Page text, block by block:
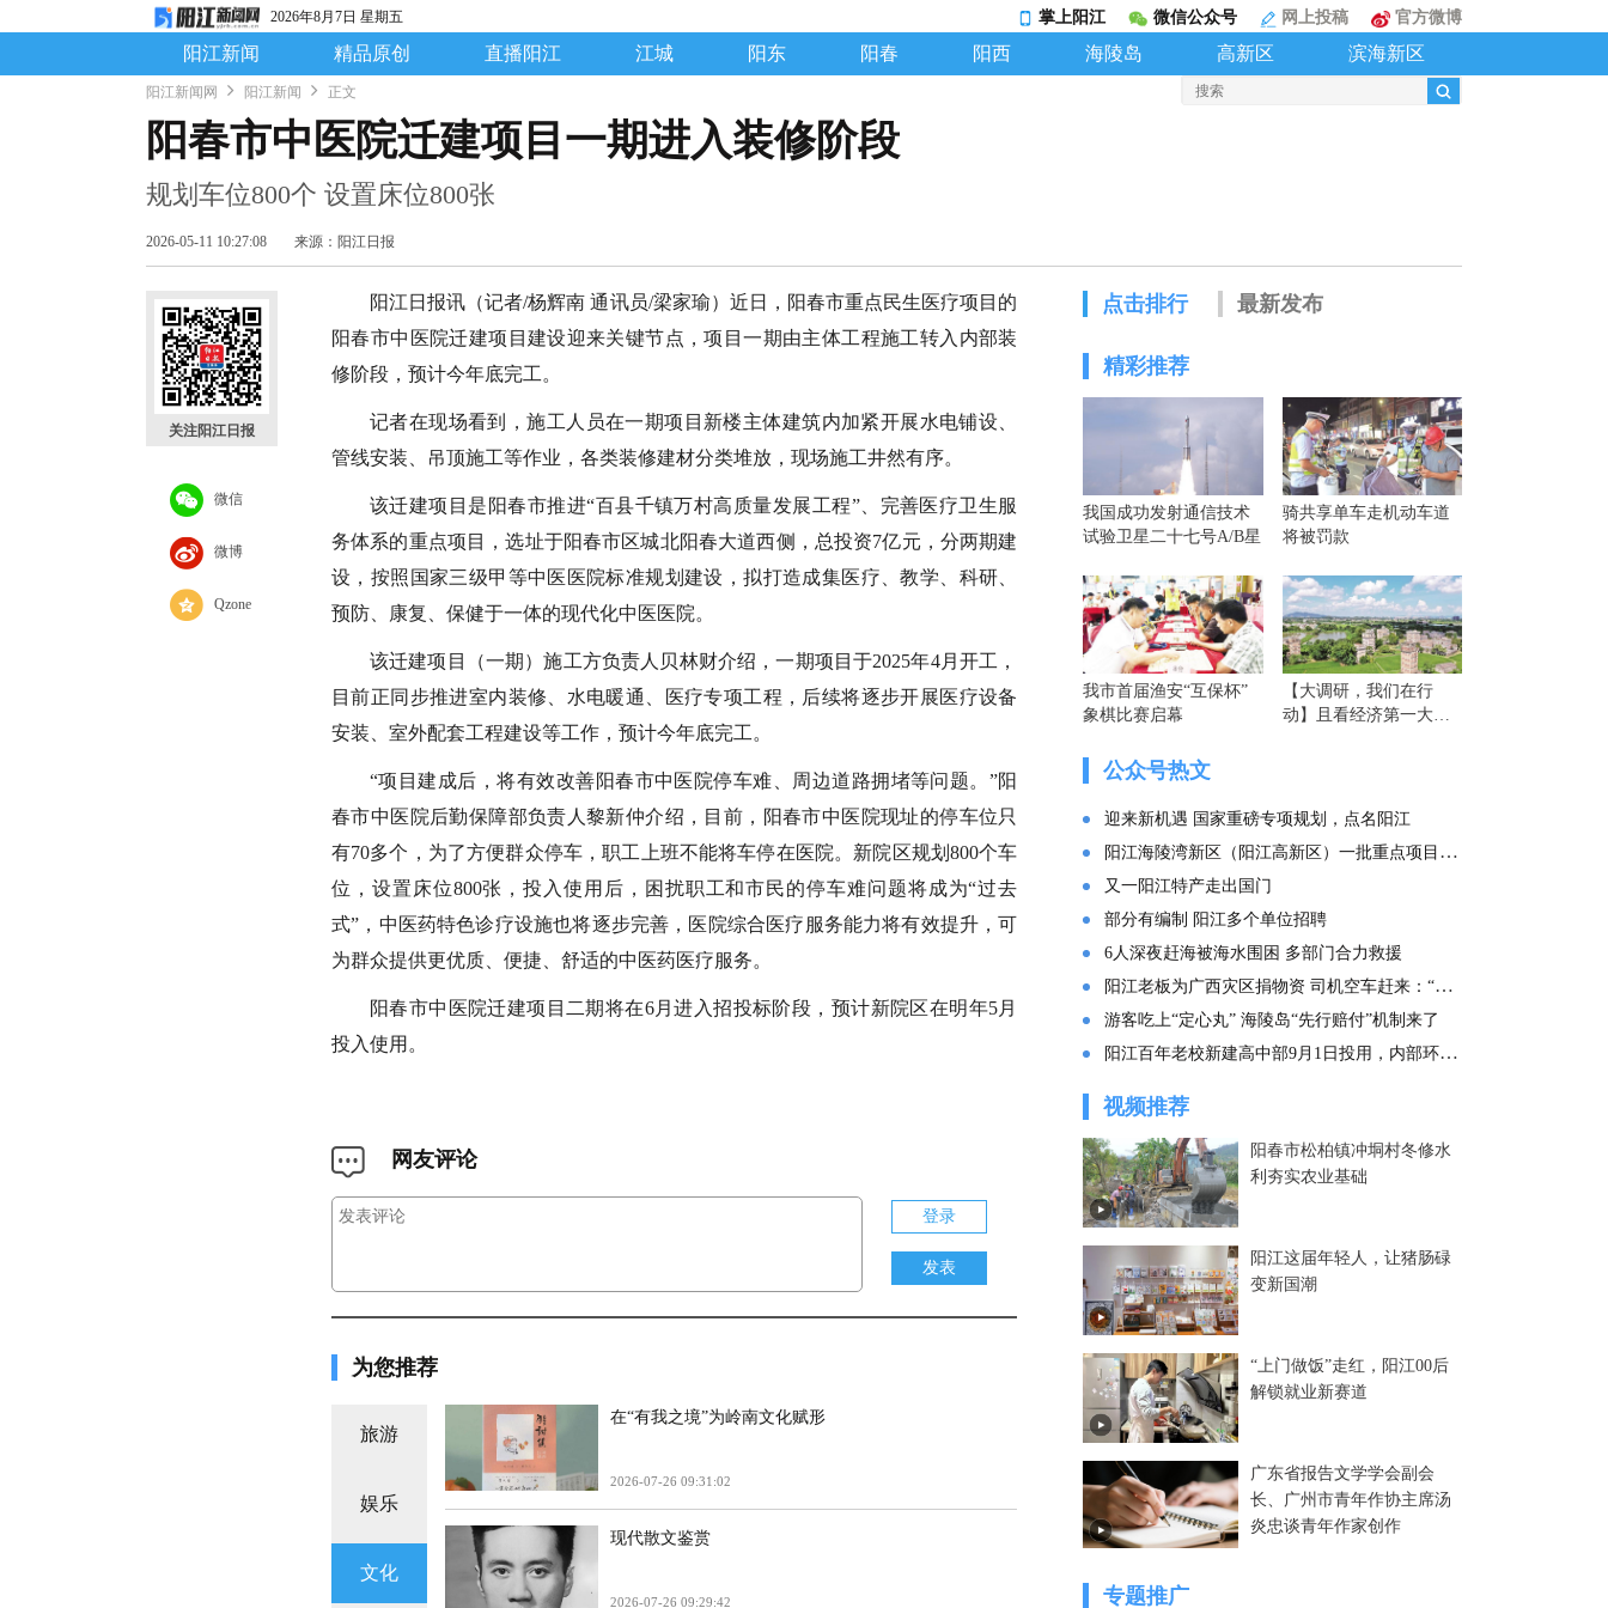
2026年8月7日 星期五 掌上阳江 微信公众号 网上投稿 官方微博
阳江新闻 精品原创 直播阳江 江城 阳东 阳春 阳西 海陵岛 高新区 滨海新区
阳江新闻网 阳江新闻 正文
阳春市中医院迁建项目一期进入装修阶段
规划车位800个 设置床位800张
2026-05-11 10:27:08 来源：阳江日报
关注阳江日报
微信
微博
Qzone
阳江日报讯（记者/杨辉南 通讯员/梁家瑜）近日，阳春市重点民生医疗项目的
阳春市中医院迁建项目建设迎来关键节点，项目一期由主体工程施工转入内部装
修阶段，预计今年底完工。
记者在现场看到，施工人员在一期项目新楼主体建筑内加紧开展水电铺设、
管线安装、吊顶施工等作业，各类装修建材分类堆放，现场施工井然有序。
该迁建项目是阳春市推进“百县千镇万村高质量发展工程”、完善医疗卫生服
务体系的重点项目，选址于阳春市区城北阳春大道西侧，总投资7亿元，分两期建
设，按照国家三级甲等中医医院标准规划建设，拟打造成集医疗、教学、科研、
预防、康复、保健于一体的现代化中医医院。
该迁建项目（一期）施工方负责人贝林财介绍，一期项目于2025年4月开工，
目前正同步推进室内装修、水电暖通、医疗专项工程，后续将逐步开展医疗设备
安装、室外配套工程建设等工作，预计今年底完工。
“项目建成后，将有效改善阳春市中医院停车难、周边道路拥堵等问题。”阳
春市中医院后勤保障部负责人黎新仲介绍，目前，阳春市中医院现址的停车位只
有70多个，为了方便群众停车，职工上班不能将车停在医院。新院区规划800个车
位，设置床位800张，投入使用后，困扰职工和市民的停车难问题将成为“过去
式”，中医药特色诊疗设施也将逐步完善，医院综合医疗服务能力将有效提升，可
为群众提供更优质、便捷、舒适的中医药医疗服务。
阳春市中医院迁建项目二期将在6月进入招投标阶段，预计新院区在明年5月
投入使用。
网友评论
登录
发表
为您推荐
旅游
娱乐
文化
在“有我之境”为岭南文化赋形
2026-07-26 09:31:02
现代散文鉴赏
2026-07-26 09:29:42
点击排行 最新发布
精彩推荐
我国成功发射通信技术
试验卫星二十七号A/B星
骑共享单车走机动车道
将被罚款
我市首届渔安“互保杯”
象棋比赛启幕
【大调研，我们在行
动】且看经济第一大省
公众号热文
迎来新机遇 国家重磅专项规划，点名阳江
阳江海陵湾新区（阳江高新区）一批重点项目集中投产
又一阳江特产走出国门
部分有编制 阳江多个单位招聘
6人深夜赶海被海水围困 多部门合力救援
阳江老板为广西灾区捐物资 司机空车赶来：“免费拉！”
游客吃上“定心丸” 海陵岛“先行赔付”机制来了
阳江百年老校新建高中部9月1日投用，内部环境曝光
视频推荐
阳春市松柏镇冲垌村冬修水
利夯实农业基础
阳江这届年轻人，让猪肠碌
变新国潮
“上门做饭”走红，阳江00后
解锁就业新赛道
广东省报告文学学会副会
长、广州市青年作协主席汤
炎忠谈青年作家创作
专题推广